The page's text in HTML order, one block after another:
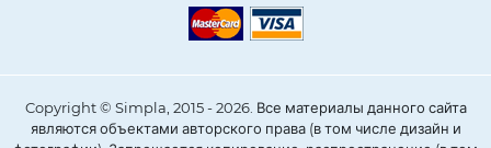
Copyright © Simpla, 2015 - 2026. Все материалы данного сайта
являются объектами авторского права (в том числе дизайн и